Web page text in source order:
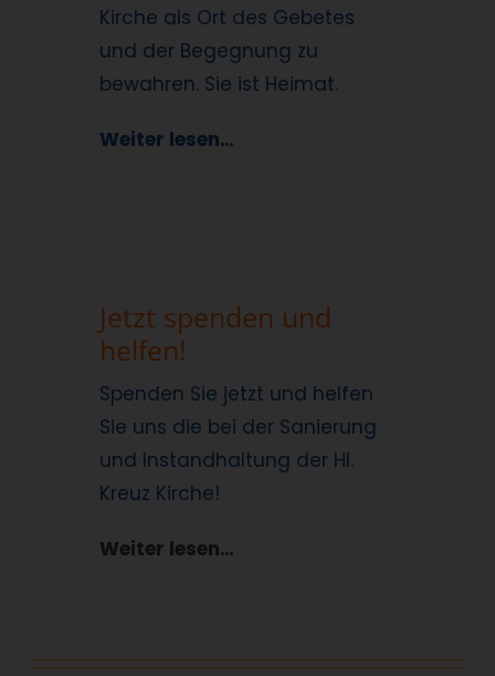
Kirche als Ort des Gebetes
und der Begegnung zu
bewahren. Sie ist Heimat.
Weiter lesen…
Jetzt spenden und
helfen!
Spenden Sie jetzt und helfen
Sie uns die bei der Sanierung
und Instandhaltung der Hl.
Kreuz Kirche!
Weiter lesen…